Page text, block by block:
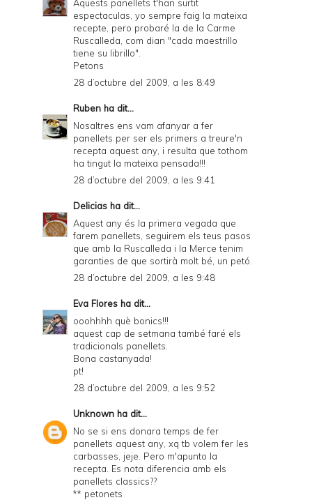
Aquests panellets t'han surtit
espectaculas, yo sempre faig la mateixa
recepte, pero probaré la de la Carme
Ruscalleda, com dian "cada maestrillo
tiene su librillo".
Petons
28 d’octubre del 2009, a les 8:49
Ruben ha dit...
Nosaltres ens vam afanyar a fer
panellets per ser els primers a treure'n
recepta aquest any, i resulta que tothom
ha tingut la mateixa pensada!!!
28 d’octubre del 2009, a les 9:41
Delicias ha dit...
Aquest any és la primera vegada que
farem panellets, seguirem els teus pasos
que amb la Ruscalleda i la Merce tenim
garanties de que sortirà molt bé, un petó.
28 d’octubre del 2009, a les 9:48
Eva Flores ha dit...
ooohhhh què bonics!!!
aquest cap de setmana també faré els
tradicionals panellets.
Bona castanyada!
pt!
28 d’octubre del 2009, a les 9:52
Unknown ha dit...
No se si ens donara temps de fer
panellets aquest any, xq tb volem fer les
carbasses, jeje. Pero m'apunto la
recepta. Es nota diferencia amb els
panellets classics??
** petonets